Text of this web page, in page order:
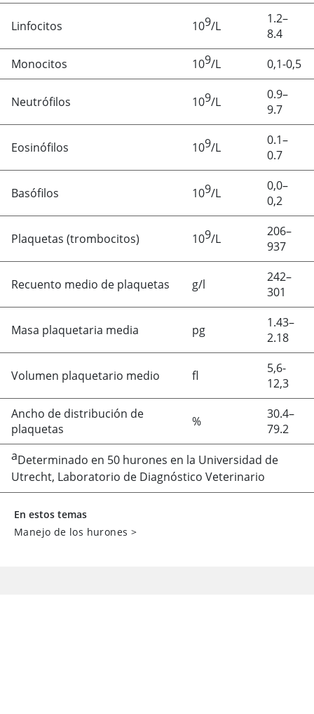
Linfocitos 109/L
1.2–
8.4
Monocitos
109/L 0,1-0,5
Neutrófilos 109/L
0.9–
9.7
Eosinófilos 109/L
0.1–
0.7
Basófilos 109/L
0,0–
0,2
Plaquetas (trombocitos) 109/L
206–
937
Recuento medio de plaquetas g/l
242–
301
Masa plaquetaria media pg
1.43–
2.18
Volumen plaquetario medio fl
5,6-
12,3
Ancho de distribución de
plaquetas
%
30.4–
79.2
aDeterminado en 50 hurones en la Universidad de
Utrecht, Laboratorio de Diagnóstico Veterinario
En estos temas
Manejo de los hurones >